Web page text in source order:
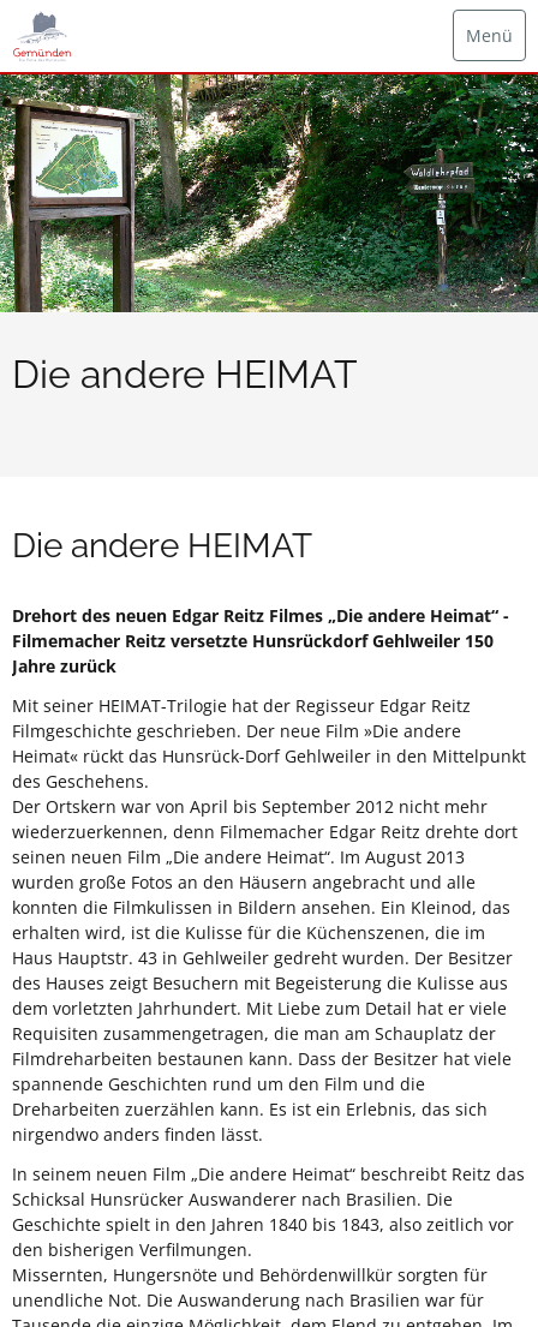
Menü
Die andere HEIMAT
Die andere HEIMAT
Drehort des neuen Edgar Reitz Filmes „Die andere Heimat“ -
Filmemacher Reitz versetzte Hunsrückdorf Gehlweiler 150
Jahre zurück
Mit seiner HEIMAT-Trilogie hat der Regisseur Edgar Reitz
Filmgeschichte geschrieben. Der neue Film »Die andere
Heimat« rückt das Hunsrück-Dorf Gehlweiler in den Mittelpunkt
des Geschehens.
Der Ortskern war von April bis September 2012 nicht mehr
wiederzuerkennen, denn Filmemacher Edgar Reitz drehte dort
seinen neuen Film „Die andere Heimat“. Im August 2013
wurden große Fotos an den Häusern angebracht und alle
konnten die Filmkulissen in Bildern ansehen. Ein Kleinod, das
erhalten wird, ist die Kulisse für die Küchenszenen, die im
Haus Hauptstr. 43 in Gehlweiler gedreht wurden. Der Besitzer
des Hauses zeigt Besuchern mit Begeisterung die Kulisse aus
dem vorletzten Jahrhundert. Mit Liebe zum Detail hat er viele
Requisiten zusammengetragen, die man am Schauplatz der
Filmdreharbeiten bestaunen kann. Dass der Besitzer hat viele
spannende Geschichten rund um den Film und die
Dreharbeiten zuerzählen kann. Es ist ein Erlebnis, das sich
nirgendwo anders finden lässt.
In seinem neuen Film „Die andere Heimat“ beschreibt Reitz das
Schicksal Hunsrücker Auswanderer nach Brasilien. Die
Geschichte spielt in den Jahren 1840 bis 1843, also zeitlich vor
den bisherigen Verfilmungen.
Missernten, Hungersnöte und Behördenwillkür sorgten für
unendliche Not. Die Auswanderung nach Brasilien war für